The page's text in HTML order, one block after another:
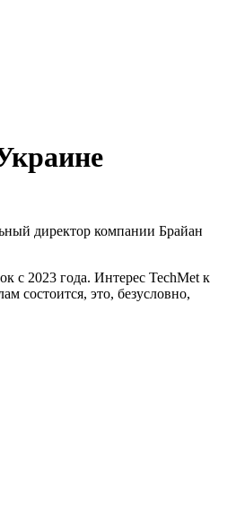
директор компании Брайан
с 2023 года. Интерес TechMet к
состоится, это, безусловно,